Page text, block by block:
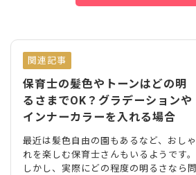
関連記事
保育士の髪色やトーンはどの明
るさまでOK？グラデーションや
インナーカラーを入れる場合
最近は髪色自由の園もあるなど、おしゃ
れを楽しむ保育士さんもいるようです。
しかし、実際にどの程度の明るさなら問